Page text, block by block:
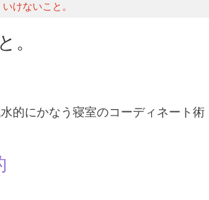
けないこと。
。
的にかなう寝室のコーディネート術